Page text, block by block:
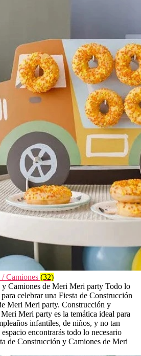
Camiones (32)
y Camiones de Meri Meri party Todo lo
para celebrar una Fiesta de Construcción
Meri Meri party. Construcción y
Meri party es la temática ideal para
infantiles, de niños, y no tan
encontrarás todo lo necesario
de Construcción y Camiones de Meri